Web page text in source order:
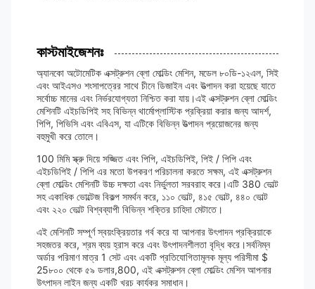
কাস্টমাইজেশনঃ
অ্যানকো অটোমেটিক এক্সট্রুশন ব্লো মোল্ডিং মেশিন, মডেল ৮০ডি-১২এল, সিই
এবং আইএসও শংসাপত্রের সাথে চীনে ডিজাইন এবং উত্পাদন করা হয়েছে যাতে
সর্বোচ্চ মানের এবং নির্ভরযোগ্যতা নিশ্চিত করা যায়।এই এক্সট্রুশন ব্লো মোল্ডিং
মেশিনটি এইচডিপিই সহ বিভিন্ন থার্মোপ্লাস্টিক প্রক্রিয়া করার জন্য আদর্শ,
পিপি, পিভিসি এবং এবিএস, যা এটিকে বিভিন্ন উত্পাদন প্রয়োজনের জন্য
বহুমুখী করে তোলে।
100 মিমি স্ক্রু দিয়ে সজ্জিত এবং পিপি, এইচডিপিই, পিই / পিপি এবং
এইচডিপিই / পিপি এর মতো উপকরণ পরিচালনা করতে সক্ষম, এই এক্সট্রুশন
ব্লো মোল্ডিং মেশিনটি উচ্চ দক্ষতা এবং নির্ভুলতা সরবরাহ করে।এটি 380 ভোল্ট
সহ একাধিক ভোল্টেজ বিকল্প সমর্থন করে, ১১০ ভোল্ট, ৪১৫ ভোল্ট, ৪৪০ ভোল্ট
এবং ২২০ ভোল্ট বিশ্বব্যাপী বিভিন্ন শক্তির চাহিদা মেটাতে।
এই মেশিনটি সম্পূর্ণ স্বয়ংক্রিয়তার গর্ব করে যা আপনার উৎপাদন প্রক্রিয়াকে
সহজতর করে, শ্রম ব্যয় হ্রাস করে এবং উৎপাদনশীলতা বৃদ্ধি করে।সর্বনিম্ন
অর্ডার পরিমাণ মাত্র 1 সেট এবং একটি প্রতিযোগিতামূলক মূল্য পরিসীমা $
25৮০০ থেকে ৫৯ ডলার,800, এই এক্সট্রুশন ব্লো মোল্ডিং মেশিন আপনার
উৎপাদন লাইন জন্য একটি খরচ কার্যকর সমাধান।